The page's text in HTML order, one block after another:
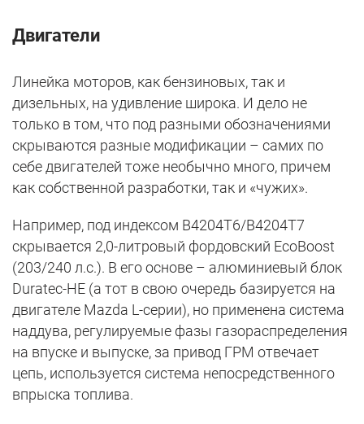
Двигатели
Линейка моторов, как бензиновых, так и
дизельных, на удивление широка. И дело не
только в том, что под разными обозначениями
скрываются разные модификации – самих по
себе двигателей тоже необычно много, причем
как собственной разработки, так и «чужих».
Например, под индексом B4204T6/B4204T7
скрывается 2,0-литровый фордовский EcoBoost
(203/240 л.с.). В его основе – алюминиевый блок
Duratec-HE (а тот в свою очередь базируется на
двигателе Mazda L-серии), но применена система
наддува, регулируемые фазы газораспределения
на впуске и выпуске, за привод ГРМ отвечает
цепь, используется система непосредственного
впрыска топлива.